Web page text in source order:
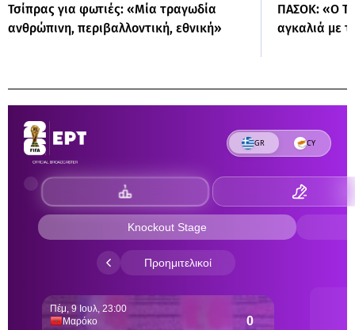
Τσίπρας για φωτιές: «Μία τραγωδία
ανθρώπινη, περιβαλλοντική, εθνική»
ΠΑΣΟΚ: «Ο
αγκαλιά με